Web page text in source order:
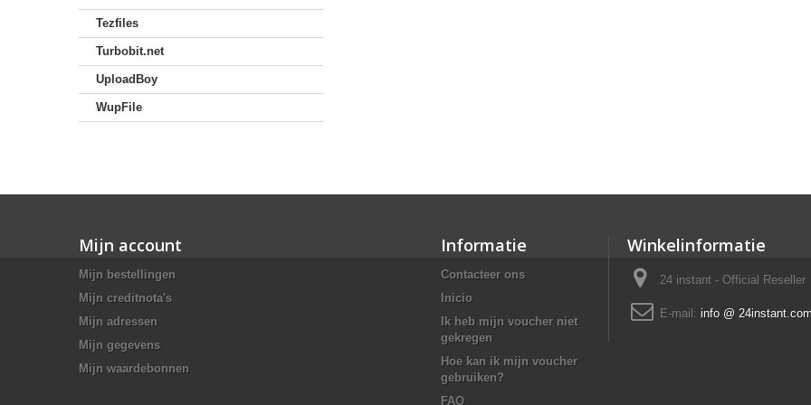
Tezfiles
Turbobit.net
UploadBoy
WupFile
Mijn account
Mijn bestellingen
Mijn creditnota's
Mijn adressen
Mijn gegevens
Mijn waardebonnen
Informatie
Contacteer ons
Inicio
Ik heb mijn voucher niet
gekregen
Hoe kan ik mijn voucher
gebruiken?
FAQ
Winkelinformatie
24 instant - Official Reseller
E-mail: info @